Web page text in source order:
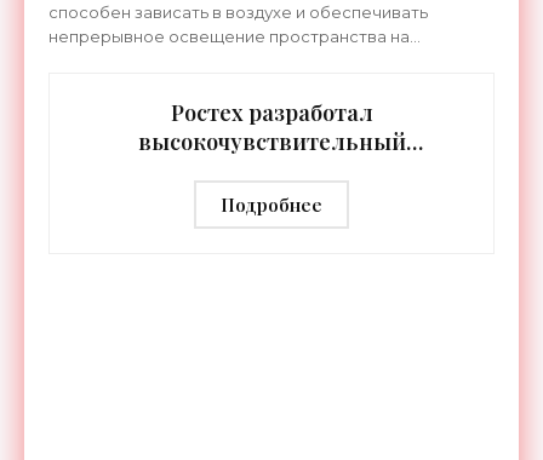
способен зависать в воздухе и обеспечивать
непрерывное освещение пространства на
Ростех разработал
высокочувствительный
дальностью распознавания до 2 км
- «Гаджеты»
Подробнее